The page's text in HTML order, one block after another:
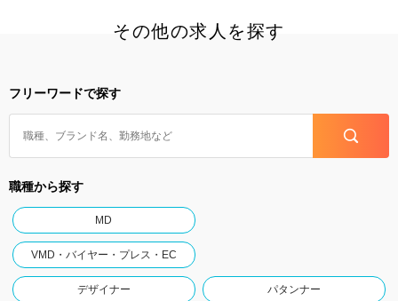
その他の求人を探す
フリーワードで探す
職種から探す
MD
VMD・バイヤー・プレス・EC
デザイナー パタンナー